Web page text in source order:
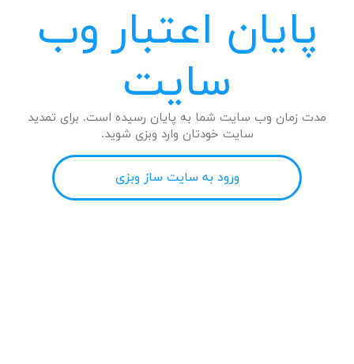
پایان اعتبار وب
سایت
مدت زمان وب سایت شما به پایان رسیده است. برای تمدید
سایت خودتان وارد وبزی شوید.
ورود به سایت ساز وبزی